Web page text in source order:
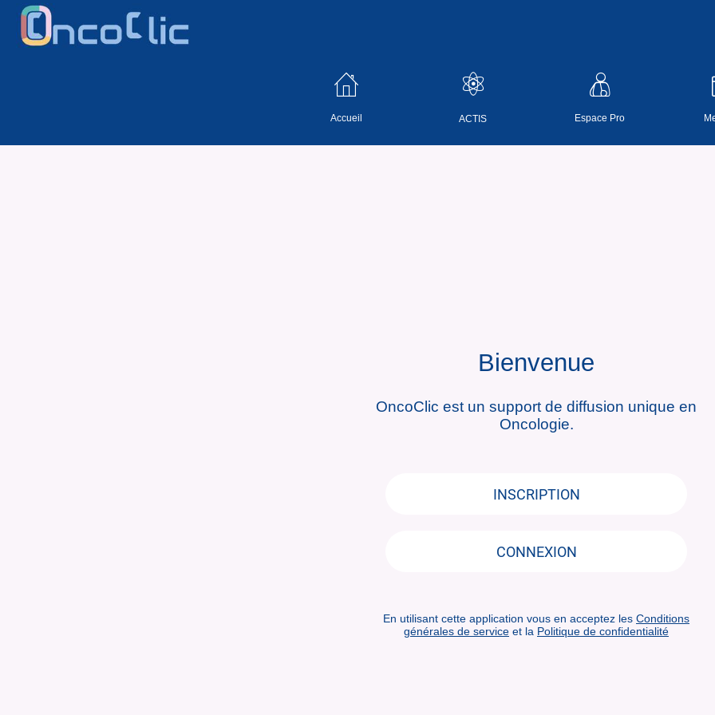
Accueil ACTIS Espace Pro
Bienvenue
OncoClic est un support de diffusion unique en
Oncologie.
INSCRIPTION
CONNEXION
En utilisant cette application vous en acceptez les Conditions
générales de service et la Politique de confidentialité